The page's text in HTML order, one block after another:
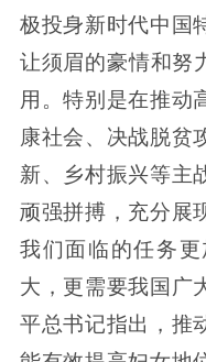
极投身新时代中国
让须眉的豪情和努
用。特别是在推动
康社会、决战脱贫
新、乡村振兴等主
顽强拼搏，充分展
我们面临的任务
大，更需要我国广
平总书记指出，推